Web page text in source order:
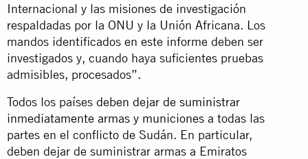
Internacional y las misiones de investigación
respaldadas por la ONU y la Unión Africana. Los
mandos identificados en este informe deben ser
investigados y, cuando haya suficientes pruebas
admisibles, procesados”.
Todos los países deben dejar de suministrar
inmediatamente armas y municiones a todas las
partes en el conflicto de Sudán. En particular,
deben dejar de suministrar armas a Emiratos